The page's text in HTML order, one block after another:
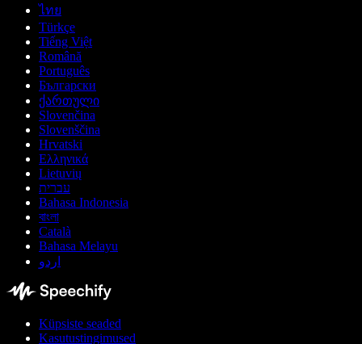
ไทย
Türkçe
Tiếng Việt
Română
Português
Български
ქართული
Slovenčina
Slovenščina
Hrvatski
Ελληνικά
Lietuvių
עברית
Bahasa Indonesia
বাংলা
Català
Bahasa Melayu
اردو
Küpsiste seaded
Kasutustingimused